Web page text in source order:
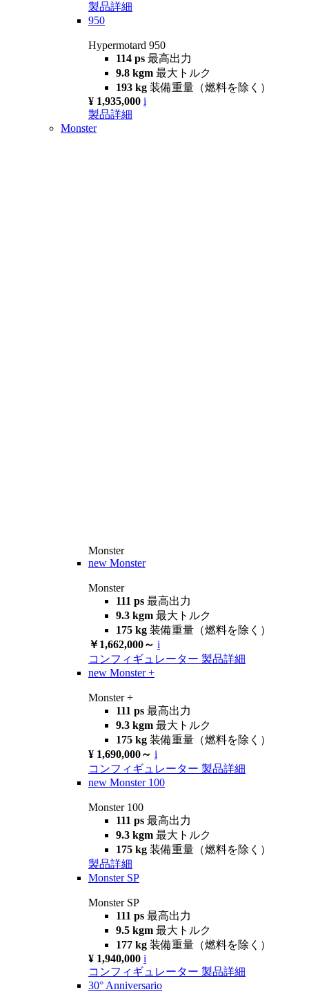
製品詳細
950
Hypermotard 950
114 ps 最高出力
9.8 kgm 最大トルク
193 kg 装備重量（燃料を除く）
¥ 1,935,000 i
製品詳細
Monster
Monster
new Monster
Monster
111 ps 最高出力
9.3 kgm 最大トルク
175 kg 装備重量（燃料を除く）
￥1,662,000～ i
コンフィギュレーター 製品詳細
new Monster +
Monster +
111 ps 最高出力
9.3 kgm 最大トルク
175 kg 装備重量（燃料を除く）
¥ 1,690,000～ i
コンフィギュレーター 製品詳細
new Monster 100
Monster 100
111 ps 最高出力
9.3 kgm 最大トルク
175 kg 装備重量（燃料を除く）
製品詳細
Monster SP
Monster SP
111 ps 最高出力
9.5 kgm 最大トルク
177 kg 装備重量（燃料を除く）
¥ 1,940,000 i
コンフィギュレーター 製品詳細
30° Anniversario